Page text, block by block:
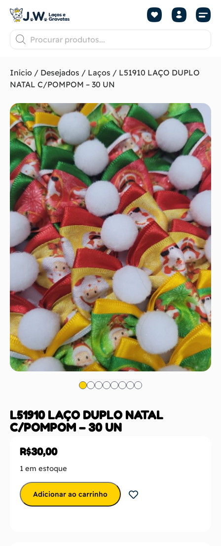
Início / Desejados / Laços / L51910 LAÇO DUPLO
NATAL C/POMPOM – 30 UN
L51910 LAÇO DUPLO NATAL
C/POMPOM – 30 UN
R$30,00
1 em estoque
Adicionar ao carrinho